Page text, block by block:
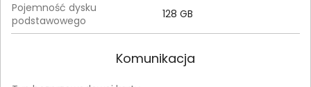
Pojemność dysku
podstawowego
128 GB
Komunikacja